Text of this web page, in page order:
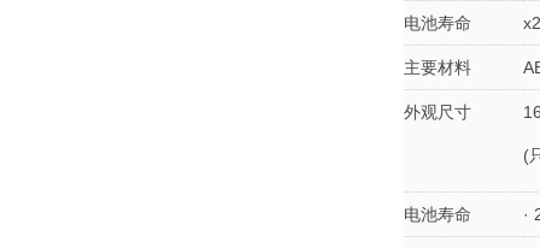
电池寿命
主要材料
外观尺寸
(
电池寿命 ·